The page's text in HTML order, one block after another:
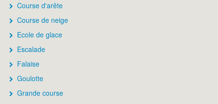
Course d'arête
Course de neige
Ecole de glace
Escalade
Falaise
Goulotte
Grande course